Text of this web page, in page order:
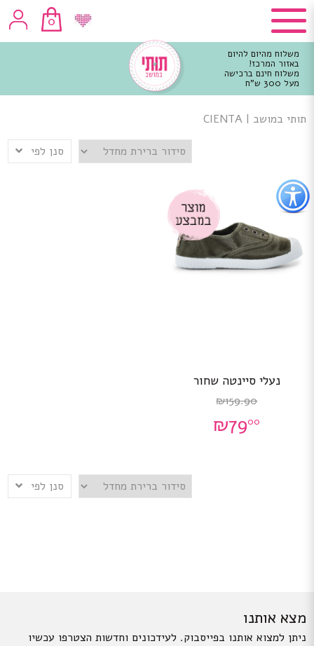
כפתור
לפתיחת
תפריט
נגישות
0
משלוח מהיום להיום
באזור המרכז!
משלוח חינם ברכישה
מעל 300 ש"ח
מרכזי
תותי במושב |
CIENTA
סנן לפי
למוצרנעלי סיינטה שחור
₪159.90
₪7900
סנן לפי
מצא אותנו
ניתן למצוא אותנו בפייסבוק. לעידכונים וחדשות הצטרפו עכשיו